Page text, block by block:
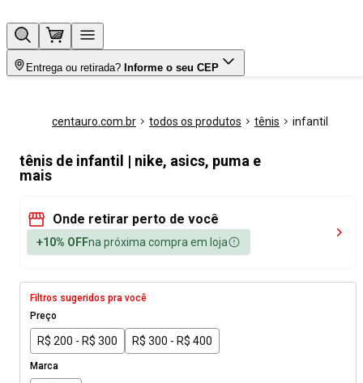
Entrega ou retirada? Informe o seu CEP
centauro.com.br todos os produtos tênis infantil
tênis de infantil | nike, asics, puma e
mais
Onde retirar perto de você
+10% OFFna próxima compra em loja
Filtros sugeridos pra você
Preço
R$ 200 - R$ 300 R$ 300 - R$ 400
Marca